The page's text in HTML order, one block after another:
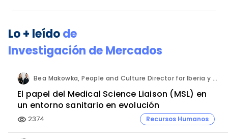
Lo + leídode
Investigación de Mercados
Bea Makowka, People and Culture Director for Iberia y Alberto Municio, Talent Seach Solutions Lead for Iberia. Inizio Engage.
El papel del Medical Science Liaison (MSL) en
un entorno sanitario en evolución
visibility 2374 Recursos Humanos